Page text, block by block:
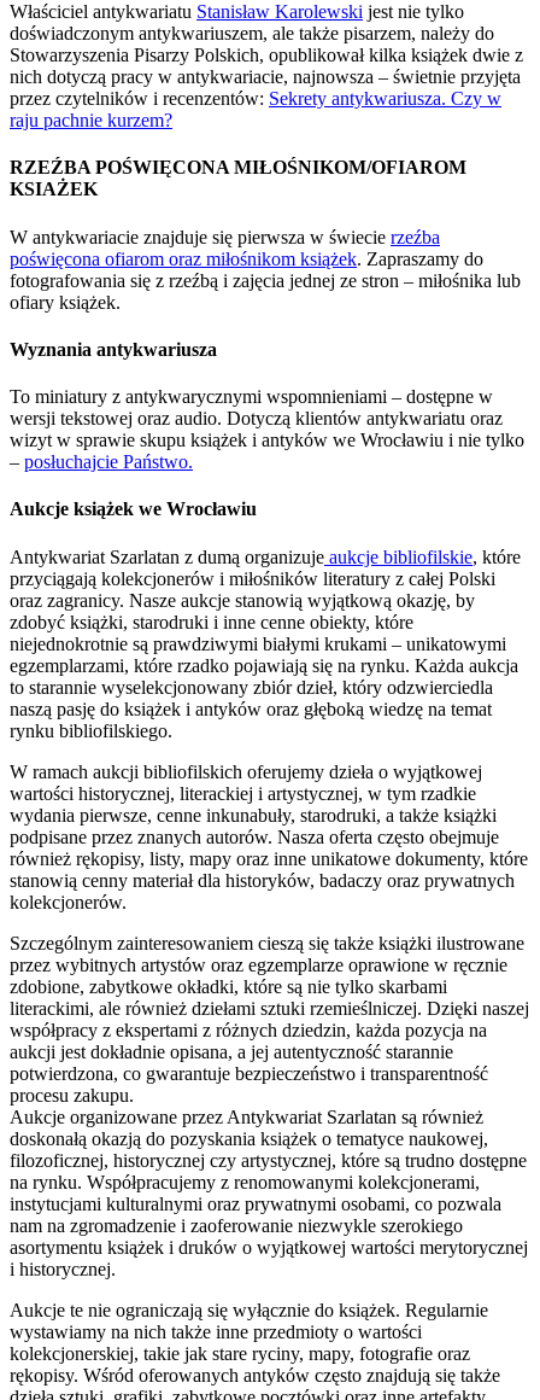
Właściciel antykwariatu Stanisław Karolewski jest nie tylko
doświadczonym antykwariuszem, ale także pisarzem, należy do
Stowarzyszenia Pisarzy Polskich, opublikował kilka książek dwie z
nich dotyczą pracy w antykwariacie, najnowsza – świetnie przyjęta
przez czytelników i recenzentów: Sekrety antykwariusza. Czy w
raju pachnie kurzem?
RZEŹBA POŚWIĘCONA MIŁOŚNIKOM/OFIAROM
KSIAŻEK
W antykwariacie znajduje się pierwsza w świecie rzeźba
poświęcona ofiarom oraz miłośnikom książek. Zapraszamy do
fotografowania się z rzeźbą i zajęcia jednej ze stron – miłośnika lub
ofiary książek.
Wyznania antykwariusza
To miniatury z antykwarycznymi wspomnieniami – dostępne w
wersji tekstowej oraz audio. Dotyczą klientów antykwariatu oraz
wizyt w sprawie skupu książek i antyków we Wrocławiu i nie tylko
– posłuchajcie Państwo.
Aukcje książek we Wrocławiu
Antykwariat Szarlatan z dumą organizuje aukcje bibliofilskie, które
przyciągają kolekcjonerów i miłośników literatury z całej Polski
oraz zagranicy. Nasze aukcje stanowią wyjątkową okazję, by
zdobyć książki, starodruki i inne cenne obiekty, które
niejednokrotnie są prawdziwymi białymi krukami – unikatowymi
egzemplarzami, które rzadko pojawiają się na rynku. Każda aukcja
to starannie wyselekcjonowany zbiór dzieł, który odzwierciedla
naszą pasję do książek i antyków oraz głęboką wiedzę na temat
rynku bibliofilskiego.
W ramach aukcji bibliofilskich oferujemy dzieła o wyjątkowej
wartości historycznej, literackiej i artystycznej, w tym rzadkie
wydania pierwsze, cenne inkunabuły, starodruki, a także książki
podpisane przez znanych autorów. Nasza oferta często obejmuje
również rękopisy, listy, mapy oraz inne unikatowe dokumenty, które
stanowią cenny materiał dla historyków, badaczy oraz prywatnych
kolekcjonerów.
Szczególnym zainteresowaniem cieszą się także książki ilustrowane
przez wybitnych artystów oraz egzemplarze oprawione w ręcznie
zdobione, zabytkowe okładki, które są nie tylko skarbami
literackimi, ale również dziełami sztuki rzemieślniczej. Dzięki naszej
współpracy z ekspertami z różnych dziedzin, każda pozycja na
aukcji jest dokładnie opisana, a jej autentyczność starannie
potwierdzona, co gwarantuje bezpieczeństwo i transparentność
procesu zakupu.
Aukcje organizowane przez Antykwariat Szarlatan są również
doskonałą okazją do pozyskania książek o tematyce naukowej,
filozoficznej, historycznej czy artystycznej, które są trudno dostępne
na rynku. Współpracujemy z renomowanymi kolekcjonerami,
instytucjami kulturalnymi oraz prywatnymi osobami, co pozwala
nam na zgromadzenie i zaoferowanie niezwykle szerokiego
asortymentu książek i druków o wyjątkowej wartości merytorycznej
i historycznej.
Aukcje te nie ograniczają się wyłącznie do książek. Regularnie
wystawiamy na nich także inne przedmioty o wartości
kolekcjonerskiej, takie jak stare ryciny, mapy, fotografie oraz
rękopisy. Wśród oferowanych antyków często znajdują się także